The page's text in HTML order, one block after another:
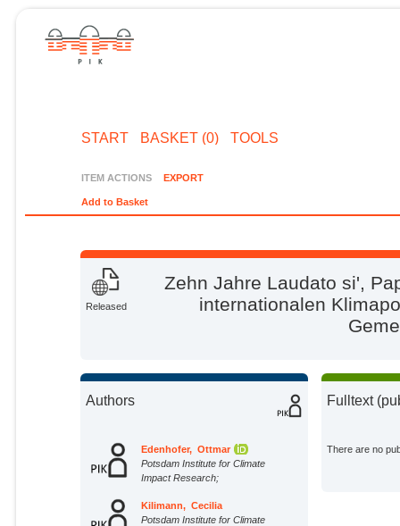
START BASKET (0) TOOLS
ITEM ACTIONS EXPORT
Add to Basket
Released
Zehn Jahre Laudato si',
internationalen
Authors
Edenhofer, Ottmar
Potsdam Institute for Climate
Impact Research;
Kilimann, Cecilia
Potsdam Institute for Climate
Fulltext
There are no